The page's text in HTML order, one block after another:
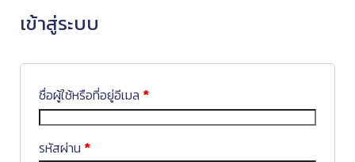
เข้าสู่ระบบ
ชื่อผู้ใช้หรือที่อยู่อีเมล *
รหัสผ่าน *